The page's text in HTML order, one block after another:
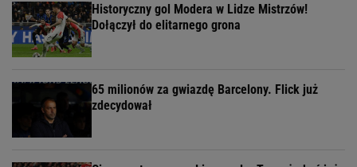
Historyczny gol Modera w Lidze Mistrzów!
Dołączył do elitarnego grona
65 milionów za gwiazdę Barcelony. Flick już
zdecydował